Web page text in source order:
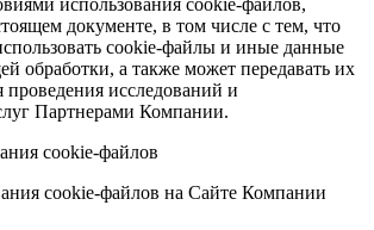
документе, в том числе с тем, что
cookie-файлы и иные данные
обработки, а также может передавать их
проведения исследований и
Партнерами Компании.
cookie-файлов
cookie-файлов на Сайте Компании